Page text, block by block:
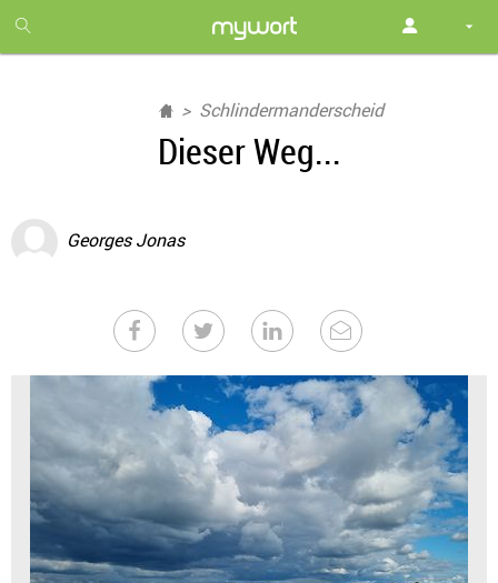
month
free
Schlindermanderscheid
Dieser Weg...
Georges Jonas